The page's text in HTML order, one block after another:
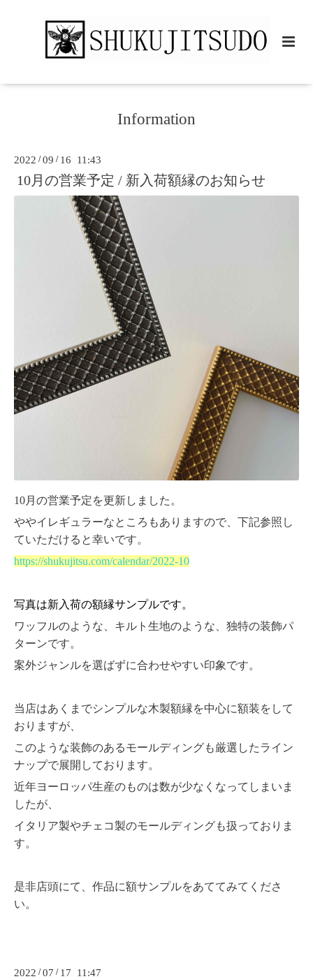
Information
2022 /09 / 16 11:43
10月の営業予定 / 新入荷額縁のお知らせ
10月の営業予定を更新しました。
ややイレギュラーなところもありますので、下記参照し
ていただけると幸いです。
https://shukujitsu.com/calendar/2022-10
写真は新入荷の額縁サンプルです。
ワッフルのような、キルト生地のような、独特の装飾パ
ターンです。
案外ジャンルを選ばずに合わせやすい印象です。
当店はあくまでシンプルな木製額縁を中心に額装をして
おりますが、
このような装飾のあるモールディングも厳選したライン
ナップで展開しております。
近年ヨーロッパ生産のものは数が少なくなってしまいま
したが、
イタリア製やチェコ製のモールディングも扱っておりま
す。
是非店頭にて、作品に額サンプルをあててみてくださ
い。
2022 /07 / 17 11:47